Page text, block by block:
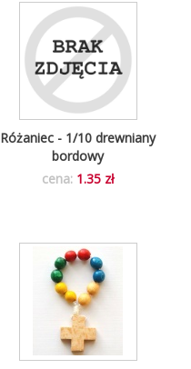
Różaniec - 1/10 drewniany
bordowy
cena: 1.35 zł